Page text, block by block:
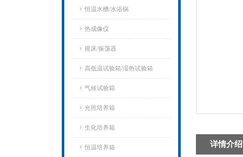
恒温水槽/水浴锅
热成像仪
摇床/振荡器
高低温试验箱/湿热试验箱
气候试验箱
光照培养箱
生化培养箱
恒温培养箱 详情介绍